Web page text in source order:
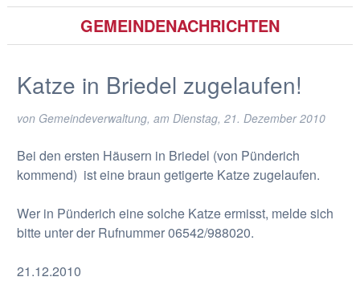
GEMEINDENACHRICHTEN
Katze in Briedel zugelaufen!
von Gemeindeverwaltung, am Dienstag, 21. Dezember 2010
Bei den ersten Häusern in Briedel (von Pünderich
kommend) ist eine braun getigerte Katze zugelaufen.
Wer in Pünderich eine solche Katze ermisst, melde sich
bitte unter der Rufnummer 06542/988020.
21.12.2010